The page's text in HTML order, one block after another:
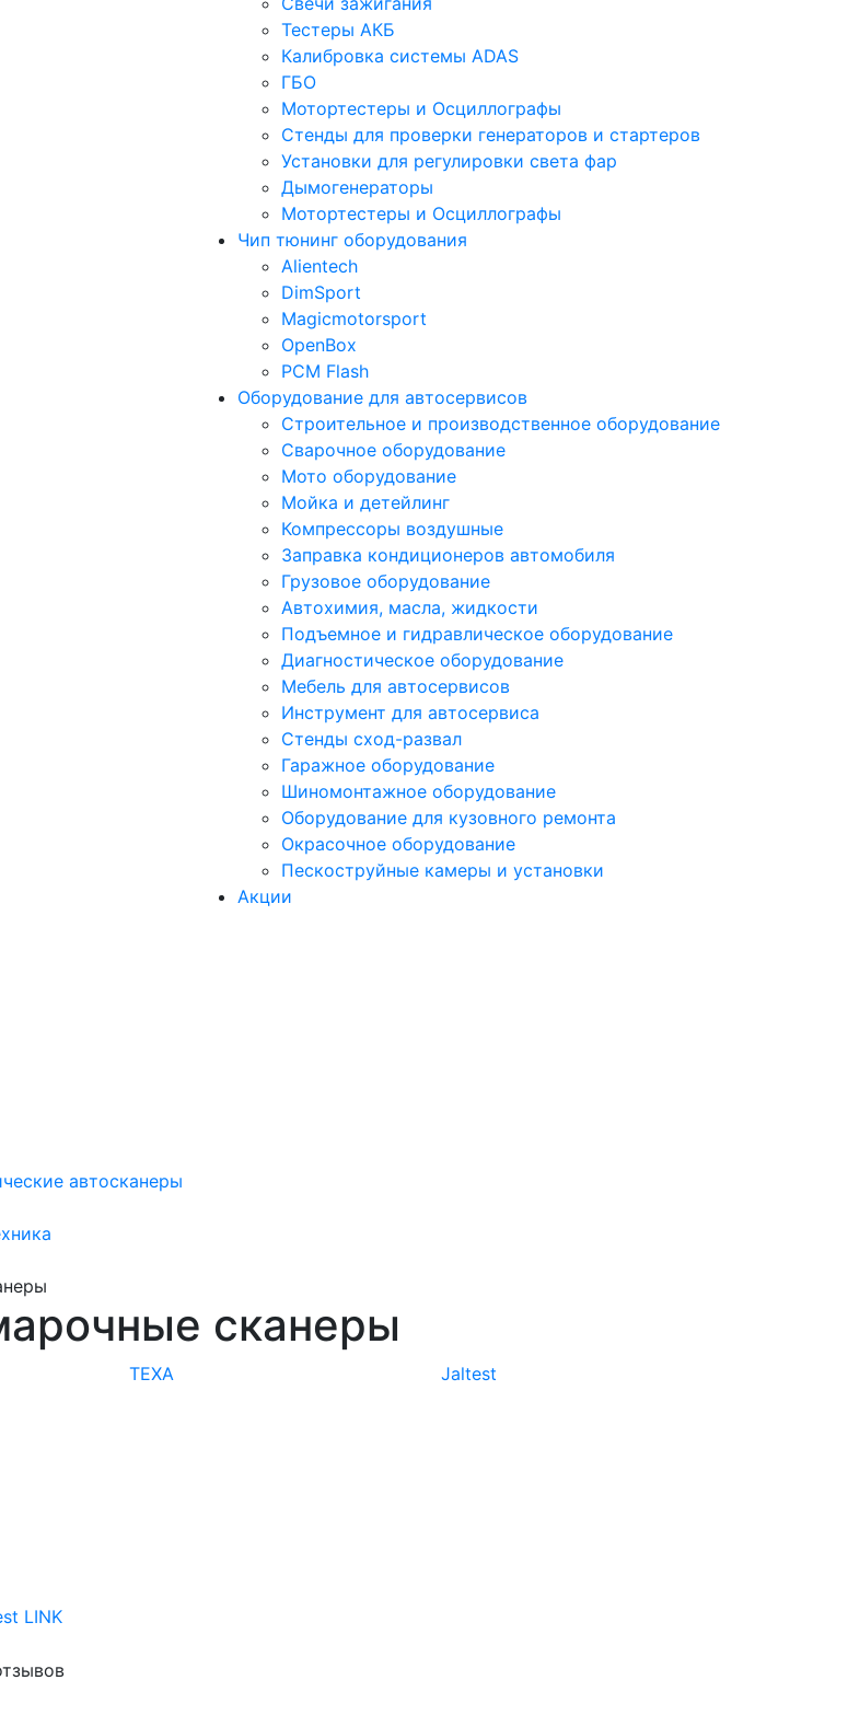
Тестеры АКБ
Калибровка системы ADAS
ГБО
Мотортестеры и Осциллографы
Стенды для проверки генераторов и стартеров
Установки для регулировки света фар
Дымогенераторы
Мотортестеры и Осциллографы
Чип тюнинг оборудования
Alientech
DimSport
Magicmotorsport
OpenBox
PCM Flash
Оборудование для автосервисов
Строительное и производственное оборудование
Сварочное оборудование
Мото оборудование
Мойка и детейлинг
Компрессоры воздушные
Заправка кондиционеров автомобиля
Грузовое оборудование
Автохимия, масла, жидкости
Подъемное и гидравлическое оборудование
Диагностическое оборудование
Мебель для автосервисов
Инструмент для автосервиса
Стенды сход-развал
Гаражное оборудование
Шиномонтажное оборудование
Оборудование для кузовного ремонта
Окрасочное оборудование
Пескоструйные камеры и установки
Акции
автосканеры
сканеры
TEXA Jaltest
LINK